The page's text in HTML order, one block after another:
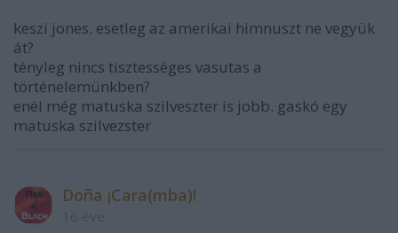
keszi jones. esetleg az amerikai himnuszt ne vegyük
át?
tényleg nincs tisztességes vasutas a
történelemünkben?
enél még matuska szilveszter is jobb. gaskó egy
matuska szilvezster
Doña ¡Cara(mba)!